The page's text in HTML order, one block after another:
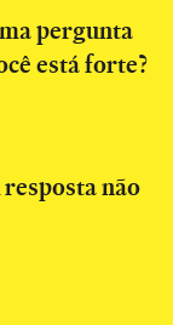
pergunta
está forte?
não